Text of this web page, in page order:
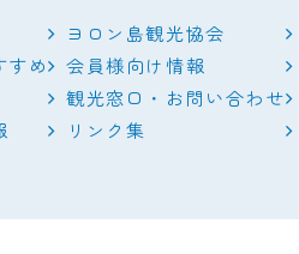
すめ
ヨロン島観光協会
会員様向け情報
観光窓口・お問い合わせ
リンク集